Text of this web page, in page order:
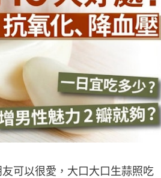
可以很愛，大口大口生蒜照吃